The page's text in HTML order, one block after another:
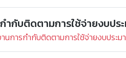
ำกับติดตามการใช้จ่ายงบปร
นการกำกับติดตามการใช้จ่ายงบประ